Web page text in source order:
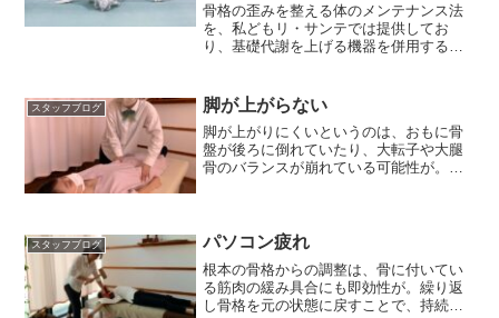
骨格の歪みを整える体のメンテナンス法
を、私どもリ・サンテでは提供してお
り、基礎代謝を上げる機器を併用する事
スタッフブログ 脚が上がらない
脚が上がりにくいというのは、おもに骨
盤が後ろに倒れていたり、大転子や大腿
骨のバランスが崩れている可能性が。体
スタッフブログ パソコン疲れ
根本の骨格からの調整は、骨に付いてい
る筋肉の緩み具合にも即効性が。繰り返
し骨格を元の状態に戻すことで、持続す